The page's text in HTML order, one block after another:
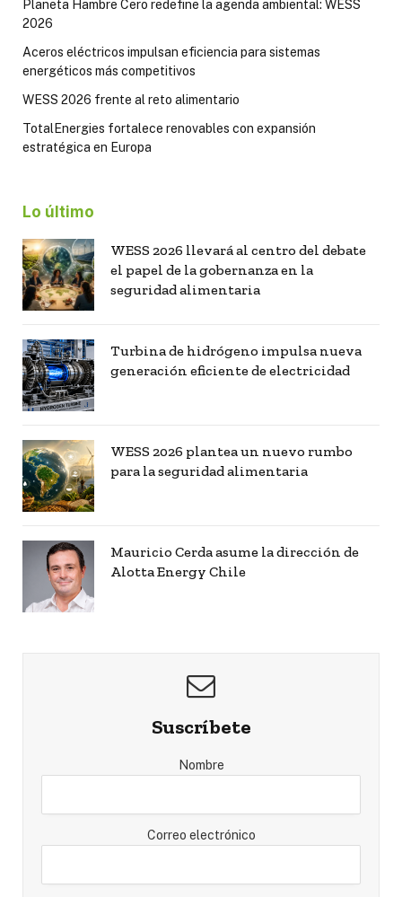
Planeta Hambre Cero redefine la agenda ambiental: WESS
2026
Aceros eléctricos impulsan eficiencia para sistemas
energéticos más competitivos
WESS 2026 frente al reto alimentario
TotalEnergies fortalece renovables con expansión
estratégica en Europa
Lo último
WESS 2026 llevará al centro del debate
el papel de la gobernanza en la
seguridad alimentaria
Turbina de hidrógeno impulsa nueva
generación eficiente de electricidad
WESS 2026 plantea un nuevo rumbo
para la seguridad alimentaria
Mauricio Cerda asume la dirección de
Alotta Energy Chile
Suscríbete
Nombre
Correo electrónico